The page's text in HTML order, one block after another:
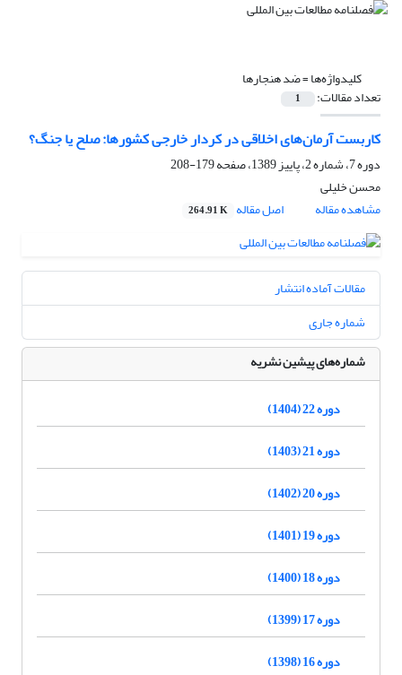
کلیدواژه‌ها =ضد هنجارها
تعداد مقالات: 1
کاربست آرمان‌های اخلاقی در کردار خارجی کشورها: صلح یا جنگ؟
دوره 7، شماره 2، پاییز 1389، صفحه
179-208
محسن خلیلی
مشاهده مقاله
اصل مقاله 264.91 K
مقالات آماده انتشار
شماره جاری
شماره‌های پیشین نشریه
دوره 22 (1404)
دوره 21 (1403)
دوره 20 (1402)
دوره 19 (1401)
دوره 18 (1400)
دوره 17 (1399)
دوره 16 (1398)